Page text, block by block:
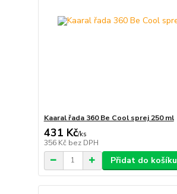
Kaaral řada 360 Be Cool sprej 250 ml
431 Kč/ks
356 Kč bez DPH
Přidat do košíku